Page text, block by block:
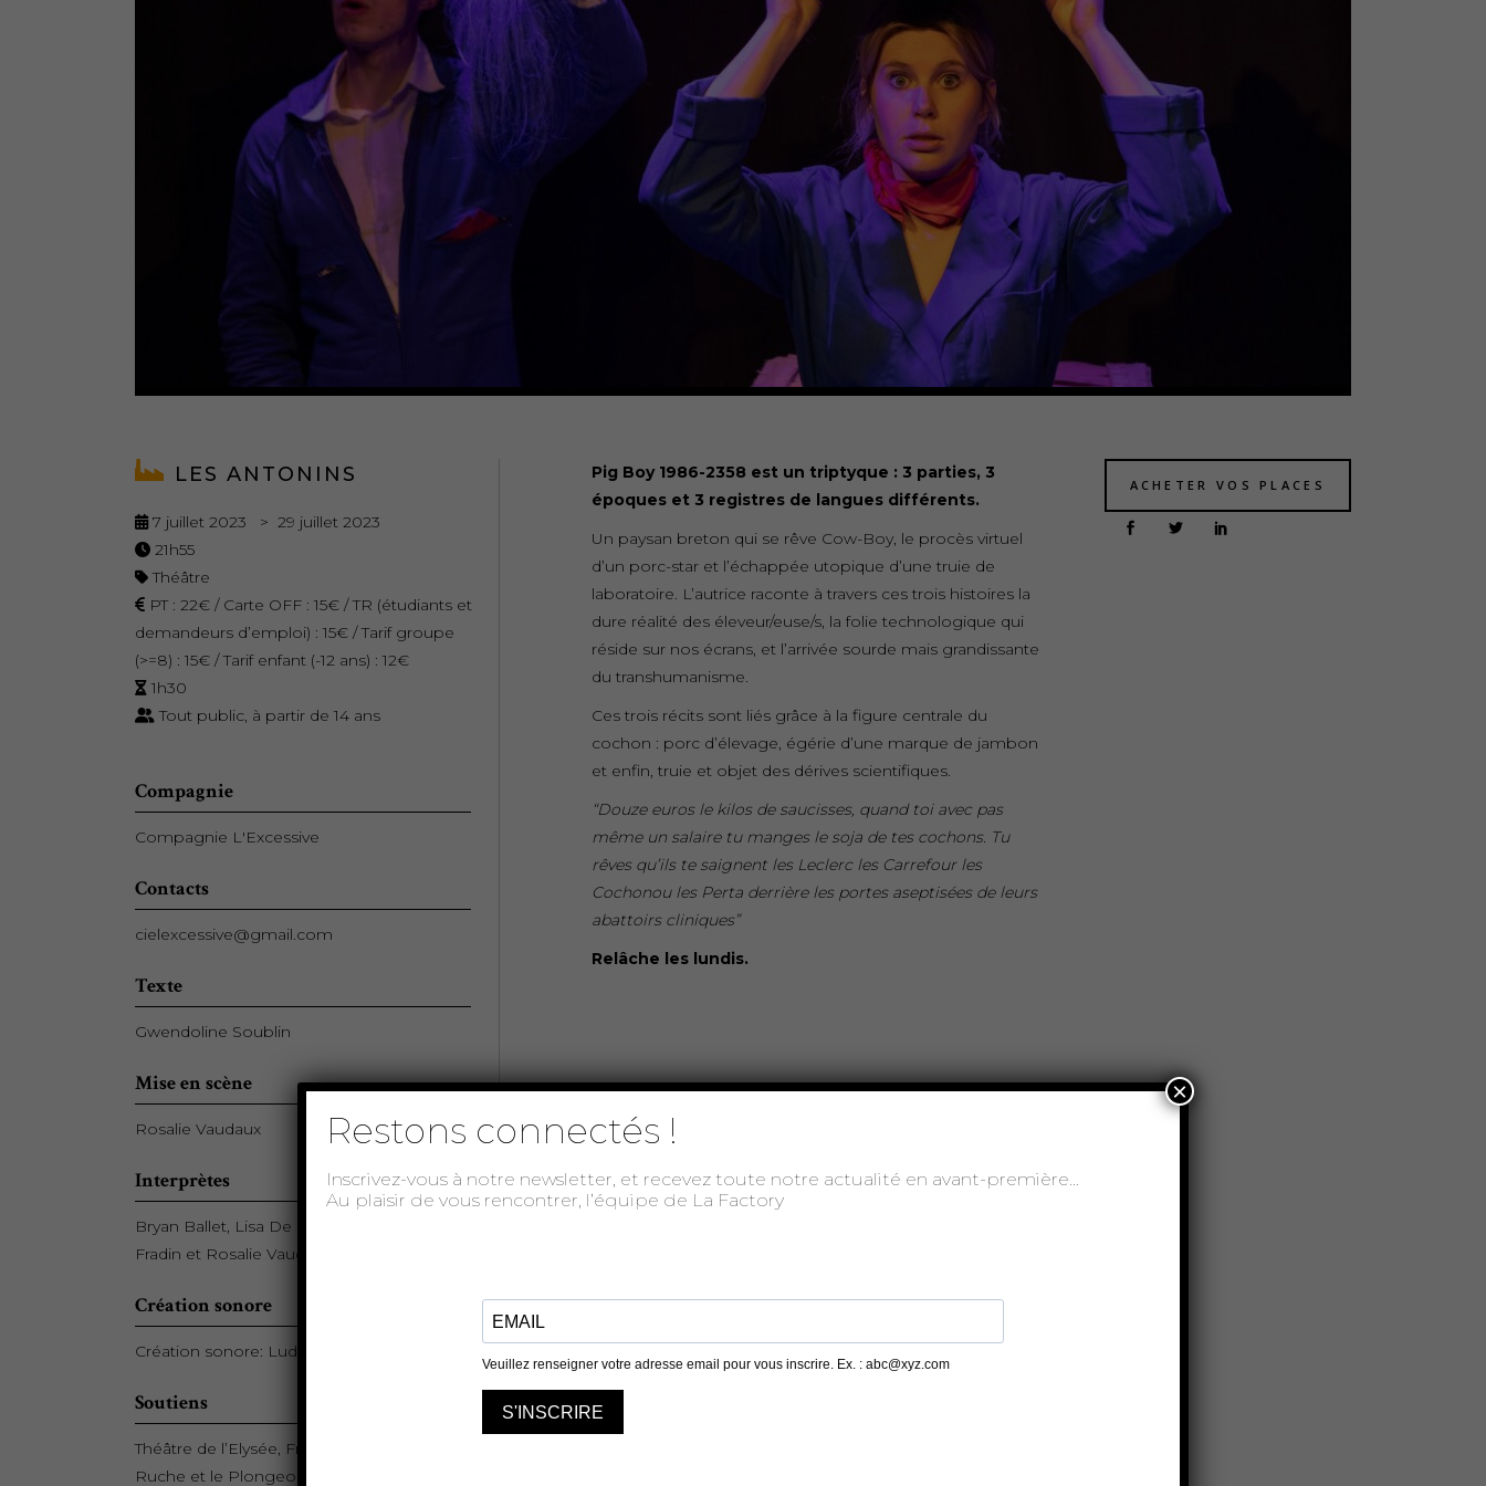
LES ANTONINS
7 juillet 2023 > 29 juillet 2023
21h55
Théâtre
PT : 22€ / Carte OFF : 15€ / TR (étudiants et
demandeurs d’emploi) : 15€ / Tarif groupe
(>=8) : 15€ / Tarif enfant (-12 ans) : 12€
1h30
Tout public, à partir de 14 ans
Compagnie
Compagnie L'Excessive
Contacts
cielexcessive@gmail.com
Texte
Gwendoline Soublin
Mise en scène
Rosalie Vaudaux
Interprètes
Bryan Ballet, Lisa De Santis, Olivier
Fradin et Rosalie Vaudaux
Création sonore
Création sonore: Ludovic Payen
Soutiens
Théâtre de l’Elysée, Friche Lamartine, La
Ruche et le Plongeoir.
Pig Boy 1986-2358 est un triptyque : 3 parties, 3
époques et 3 registres de langues différents.
Un paysan breton qui se rêve Cow-Boy, le procès virtuel
d’un porc-star et l’échappée utopique d’une truie de
laboratoire. L’autrice raconte à travers ces trois histoires la
dure réalité des éleveur/euse/s, la folie technologique qui
réside sur nos écrans, et l’arrivée sourde mais grandissante
du transhumanisme.
Ces trois récits sont liés grâce à la figure centrale du
cochon : porc d’élevage, égérie d’une marque de jambon
et enfin, truie et objet des dérives scientifiques.
“Douze euros le kilos de saucisses, quand toi avec pas
même un salaire tu manges le soja de tes cochons. Tu
rêves qu’ils te saignent les Leclerc les Carrefour les
Cochonou les Perta derrière les portes aseptisées de leurs
abattoirs cliniques”
Relâche les lundis.
ACHETER VOS PLACES
Restons connectés !
Inscrivez-vous à notre newsletter, et recevez toute notre actualité en avant-première…
Au plaisir de vous rencontrer, l’équipe de La Factory
×